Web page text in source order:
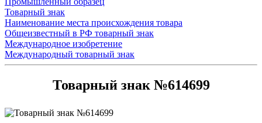
Товарный знак
Наименование места происхождения товара
Общеизвестный в РФ товарный знак
Международное изобретение
Международный товарный знак
Товарный знак №614699